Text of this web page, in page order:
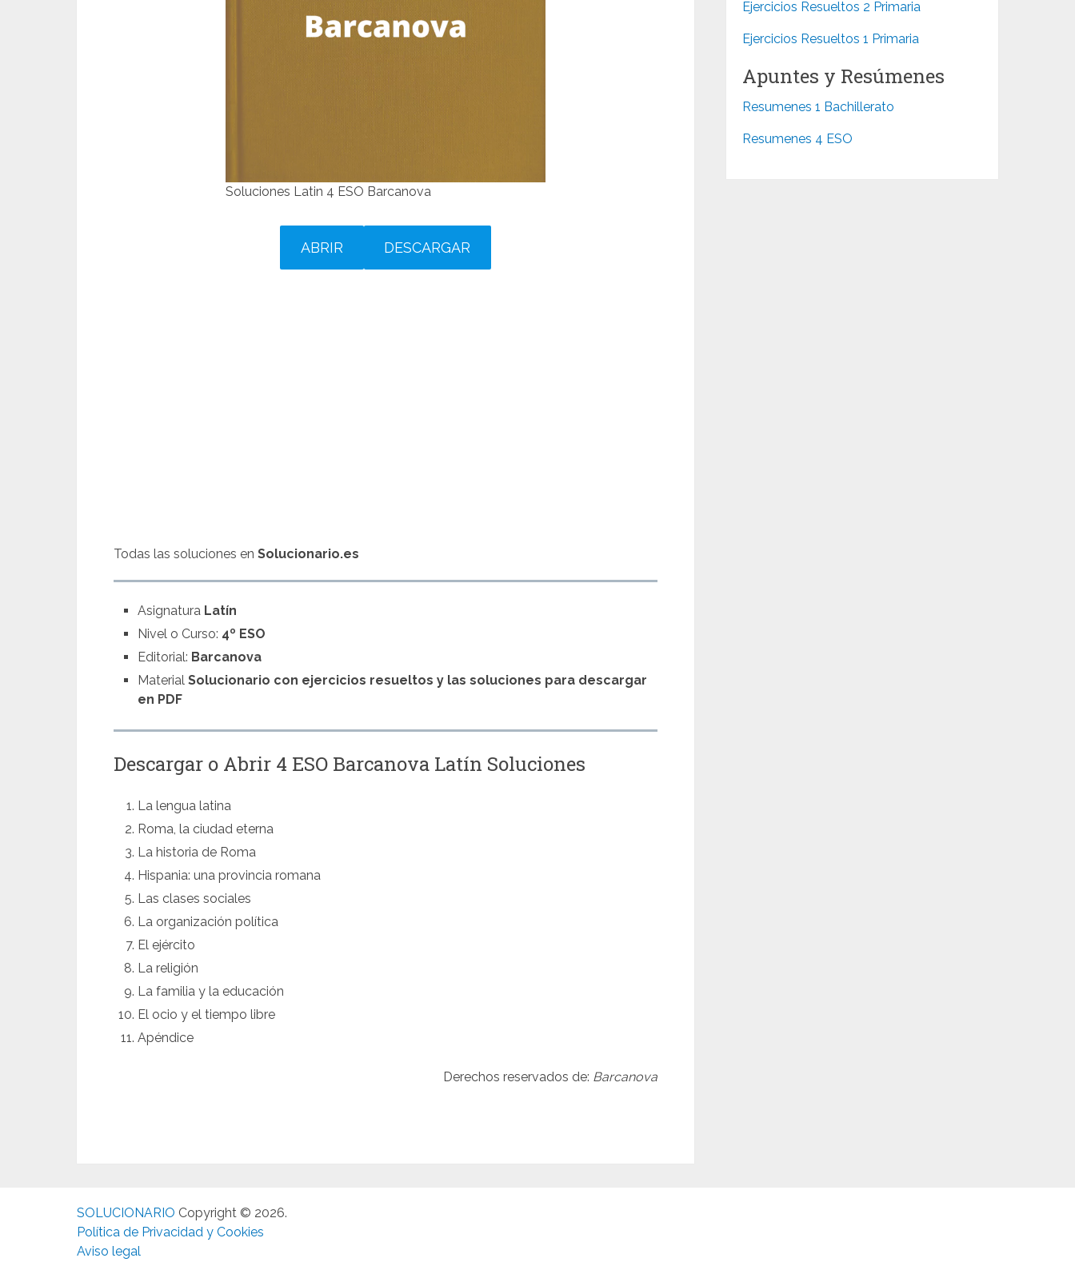
Soluciones Latin 4 ESO Barcanova
ABRIR DESCARGAR
Todas las soluciones en Solucionario.es
Asignatura Latín
Nivel o Curso: 4º ESO
Editorial: Barcanova
MaterialSolucionario con ejercicios resueltos y las soluciones para descargar
en PDF
Descargar o Abrir 4 ESO Barcanova Latín Soluciones
La lengua latina
Roma, la ciudad eterna
La historia de Roma
Hispania: una provincia romana
Las clases sociales
La organización política
El ejército
La religión
La familia y la educación
El ocio y el tiempo libre
Apéndice
Derechos reservados de: Barcanova
Ejercicios Resueltos 2 Primaria
Ejercicios Resueltos 1 Primaria
Apuntes y Resúmenes
Resumenes 1 Bachillerato
Resumenes 4 ESO
SOLUCIONARIO Copyright © 2026.
Política de Privacidad y Cookies
Aviso legal